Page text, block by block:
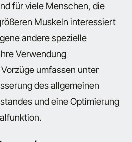
für viele Menschen, die
Muskeln interessiert
andere spezielle
Verwendung
umfassen unter
des allgemeinen
und eine Optimierung